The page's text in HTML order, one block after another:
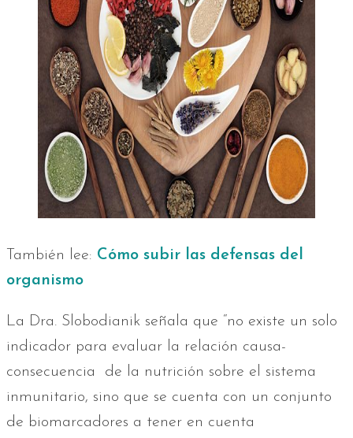
También lee: Cómo subir las defensas del
organismo
La Dra. Slobodianik señala que “no existe un solo
indicador para evaluar la relación causa-
consecuencia de la nutrición sobre el sistema
inmunitario, sino que se cuenta con un conjunto
de biomarcadores a tener en cuenta